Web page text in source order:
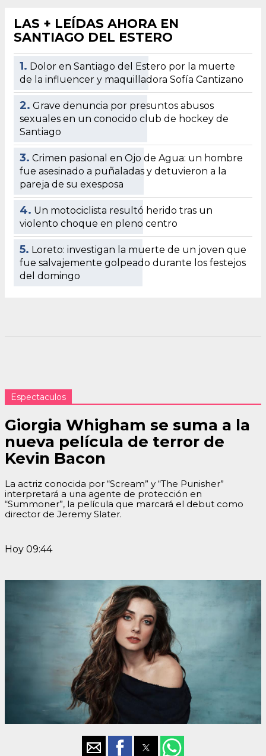
LAS + LEÍDAS AHORA EN
SANTIAGO DEL ESTERO
1. Dolor en Santiago del Estero por la muerte
de la influencer y maquilladora Sofía Cantizano
2. Grave denuncia por presuntos abusos
sexuales en un conocido club de hockey de
Santiago
3. Crimen pasional en Ojo de Agua: un hombre
fue asesinado a puñaladas y detuvieron a la
pareja de su exesposa
4. Un motociclista resultó herido tras un
violento choque en pleno centro
5. Loreto: investigan la muerte de un joven que
fue salvajemente golpeado durante los festejos
del domingo